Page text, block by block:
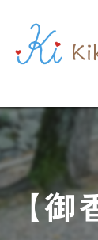
【御